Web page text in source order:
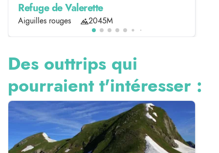
Refuge de Valerette
Aiguilles rouges 2045M
Des outtrips qui
pourraient t'intéresser :